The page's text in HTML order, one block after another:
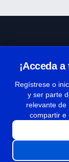
¡Acceda
Regístrese o
y ser parte
relevante de
compartir e
|